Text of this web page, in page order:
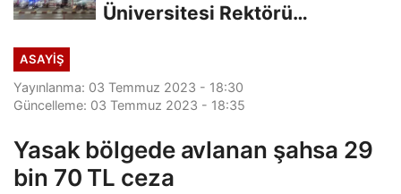
Üniversitesi Rektörü
ASAYİŞ
Yayınlanma: 03 Temmuz 2023 - 18:30
Güncelleme: 03 Temmuz 2023 - 18:35
Yasak bölgede avlanan şahsa 29
bin 70 TL ceza